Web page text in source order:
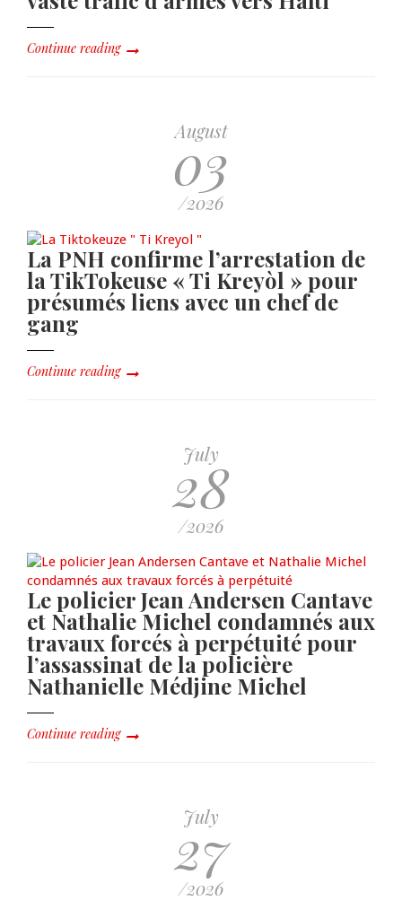
Continue reading
August
03
/2026
La PNH confirme l’arrestation de
la TikTokeuse « Ti Kreyòl » pour
présumés liens avec un chef de
gang
Continue reading
July
28
/2026
Le policier Jean Andersen Cantave
et Nathalie Michel condamnés aux
travaux forcés à perpétuité pour
l’assassinat de la policière
Nathanielle Médjine Michel
Continue reading
July
27
/2026